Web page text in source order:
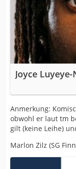
Joyce
Anmerkung:
obwohl er laut tm
gilt (keine Leihe)
Marlon Zilz (SG